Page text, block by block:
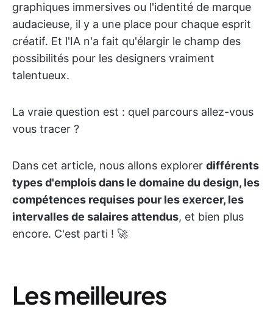
graphiques immersives ou l'identité de marque
audacieuse, il y a une place pour chaque esprit
créatif. Et l'IA n'a fait qu'élargir le champ des
possibilités pour les designers vraiment
talentueux.
La vraie question est : quel parcours allez-vous
vous tracer ?
Dans cet article, nous allons explorer différents
types d'emplois dans le domaine du design, les
compétences requises pour les exercer, les
intervalles de salaires attendus, et bien plus
encore. C'est parti ! 🚀
Les meilleures